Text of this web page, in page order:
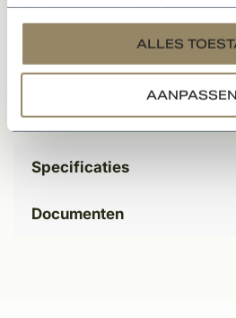
services.
ALLES
AANPASSEN
complete dak incl. alle
u ons vrijblijvend een e-mail
prijsopgaaf.
*Besteleenheid per pallet. Zie
bijbehorende aantallen.
Specificaties
Documenten